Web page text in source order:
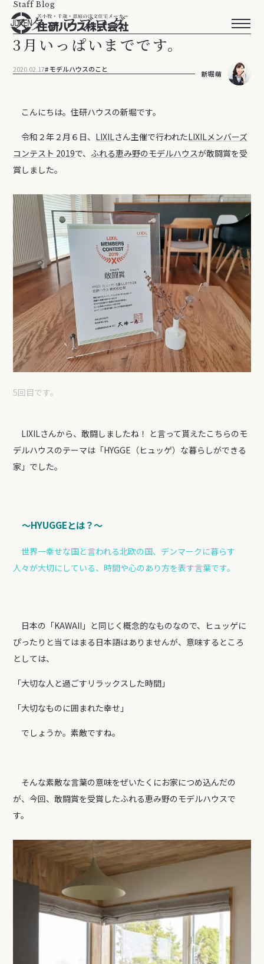
Staff Blog
スタッフブログ
3月いっぱいまでです。
2020.02.17 モデルハウスのこと 新堀 萌
こんにちは。住研ハウスの新堀です。
令和２年２月６日、 LIXILさん主催で行われたLIXILメンバーズ
コンテスト 2019で、ふれる恵み野のモデルハウスが敢闘賞を受
賞しました。
5回目です。
LIXILさんから、敢闘しましたね！ と言って貰えたこちらのモ
デルハウスのテーマは「HYGGE（ヒュッゲ）な暮らしができる
家」でした。
〜HYUGGEとは？〜
世界一幸せな国と言われる北欧の国、デンマークに暮らす
人々が大切にしている、時間や心のあり方を表す言葉です。
日本の「KAWAII」と同じく概念的なものなので、ヒュッゲに
ぴったりと当てはまる日本語はありませんが、意味するところ
としては、
「大切な人と過ごすリラックスした時間」
「大切なものに囲まれた幸せ」
でしょうか。素敵ですね。
そんな素敵な言葉の意味をぜいたくにお家につめ込んだの
が、今回、敢闘賞を受賞したふれる恵み野のモデルハウスで
す。